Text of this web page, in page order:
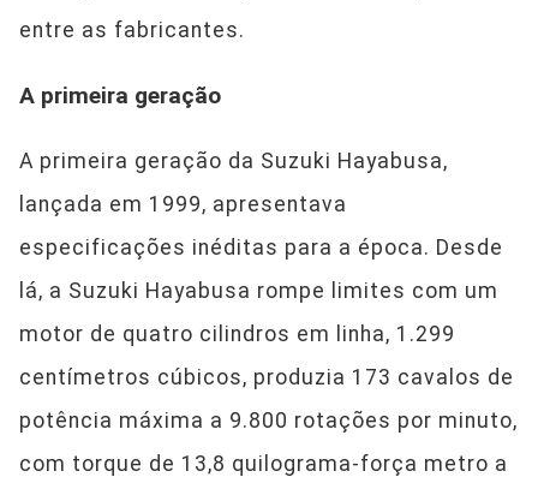
entre as fabricantes.
A primeira geração
A primeira geração da Suzuki Hayabusa,
lançada em 1999, apresentava
especificações inéditas para a época. Desde
lá, a Suzuki Hayabusa rompe limites com um
motor de quatro cilindros em linha, 1.299
centímetros cúbicos, produzia 173 cavalos de
potência máxima a 9.800 rotações por minuto,
com torque de 13,8 quilograma-força metro a